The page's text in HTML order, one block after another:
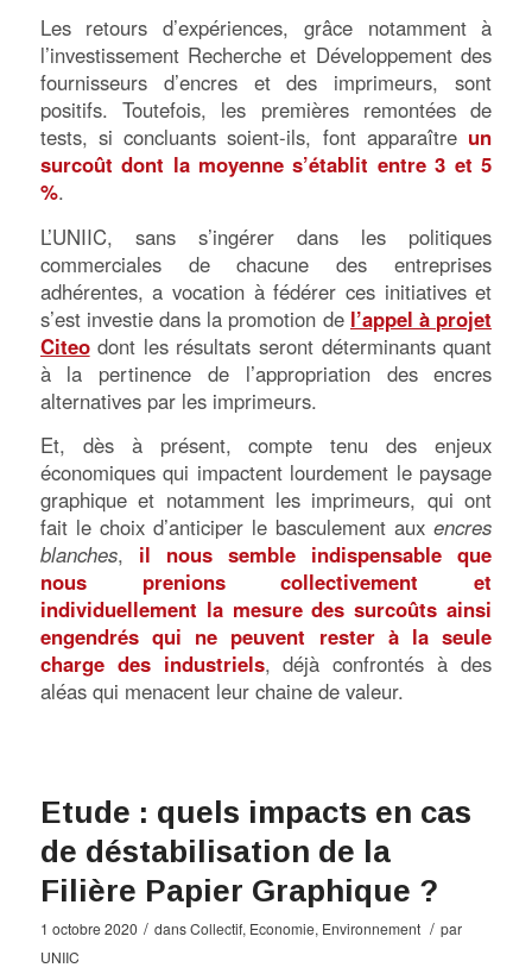
Les retours d’expériences, grâce notamment à
l’investissement Recherche et Développement des
fournisseurs d’encres et des imprimeurs, sont
positifs. Toutefois, les premières remontées de
tests, si concluants soient-ils, font apparaître un
surcoût dont la moyenne s’établit entre 3 et 5
%.
L’UNIIC, sans s’ingérer dans les politiques
commerciales de chacune des entreprises
adhérentes, a vocation à fédérer ces initiatives et
s’est investie dans la promotion de l’appel à projet
Citeodont les résultats seront déterminants quant
à la pertinence de l’appropriation des encres
alternatives par les imprimeurs.
Et, dès à présent, compte tenu des enjeux
économiques qui impactent lourdement le paysage
graphique et notamment les imprimeurs, qui ont
fait le choix d’anticiper le basculement auxencres
blanches, il nous semble indispensable que
nous prenions collectivement et
individuellement la mesure des surcoûts ainsi
engendrés qui ne peuvent rester à la seule
charge des industriels, déjà confrontés à des
aléas qui menacent leur chaine de valeur.
Etude : quels impacts en cas
de déstabilisation de la
Filière Papier Graphique ?
1 octobre 2020 / dansCollectif, Economie, Environnement / par
UNIIC